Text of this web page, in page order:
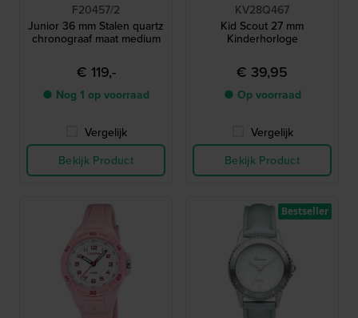
F20457/2
Junior 36 mm Stalen quartz
chronograaf maat medium
€ 119,-
● Nog 1 op voorraad
Vergelijk
Bekijk Product
KV28Q467
Kid Scout 27 mm
Kinderhorloge
€ 39,95
● Op voorraad
Vergelijk
Bekijk Product
Bestseller